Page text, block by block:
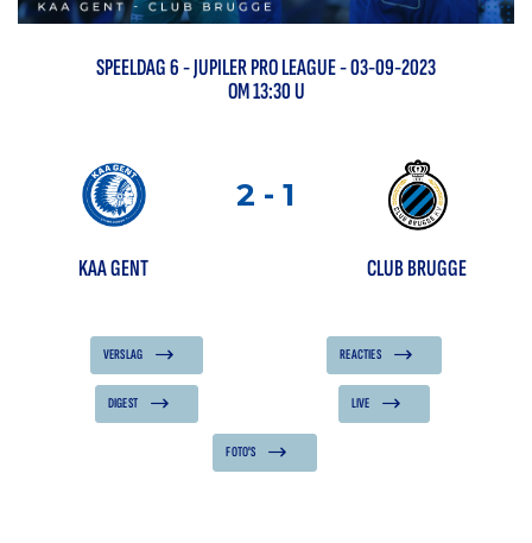
SPEELDAG6-JUPILER PRO LEAGUE- 03-09-2023
OM 13:30 U
2 - 1
KAA GENT CLUB BRUGGE
VERSLAG REACTIES
DIGEST LIVE
FOTO'S